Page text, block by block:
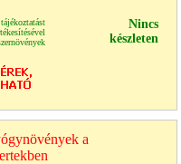
Nincs
készleten
a